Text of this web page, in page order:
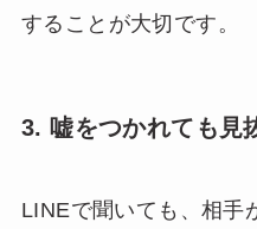
することが大切です。
3. 嘘をつかれても見
LINEで聞いても、相手